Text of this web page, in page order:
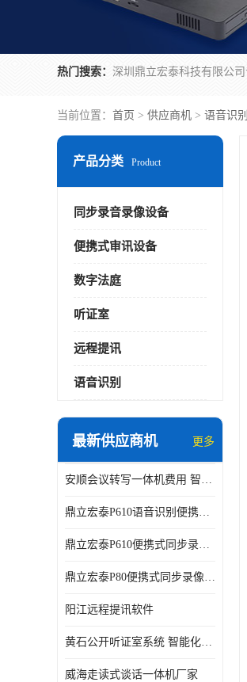
热门搜索：
当前位置： 首页 > 供应商机 > 语音识别
产品分类 Product
同步录音录像设备
便携式审讯设备
数字法庭
听证室
远程提讯
语音识别
最新供应商机 更多
安顺会议转写一体机费用 智能化水平
鼎立宏泰P610语音识别便携式同步录像设备支持双光驱加硬盘同步实时刻录哈希值加密画面合成远程指挥电子笔录温湿度音视频采集视频显示等功能于一体的移动办案终端
鼎立宏泰P610便携式同步录像设备支持双光驱加硬盘同步实时刻录哈希值加密画面合成远程指挥电子笔录温湿度音视频采集视频显示等功能于一体的移动办案终端
鼎立宏泰P80便携式同步录像设备支持双光驱加硬盘同步实时刻录哈希值加密画面合成远程指挥电子笔录温湿度音视频采集视频显示等功能于一体的移动办案终端
阳江远程提讯软件
黄石公开听证室系统 智能化水平
威海走读式谈话一体机厂家